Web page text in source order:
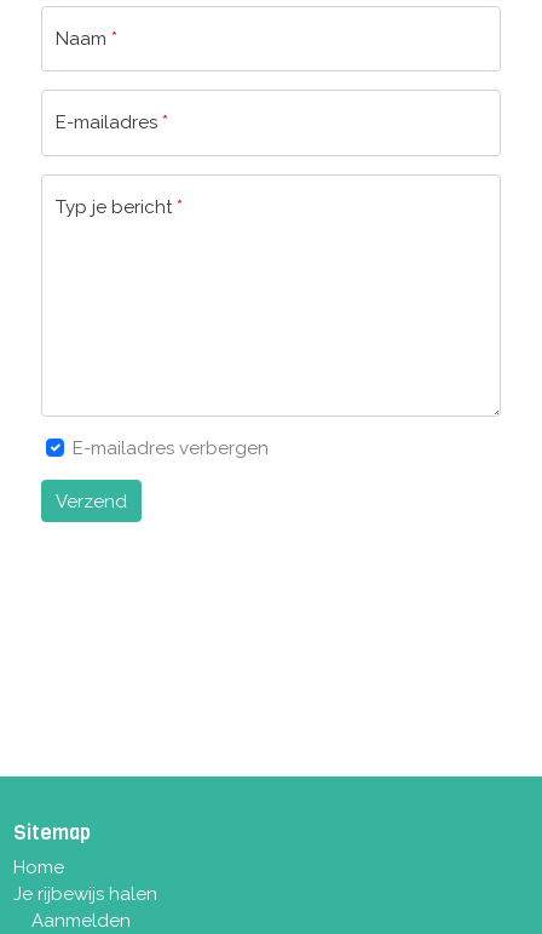
Naam *
E-mailadres *
Typ je bericht *
E-mailadres verbergen
Verzend
Sitemap
Home
Je rijbewijs halen
Aanmelden